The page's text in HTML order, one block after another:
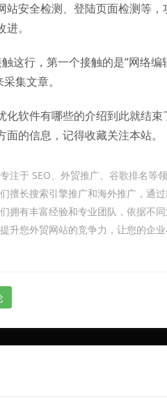
站安全检测、登陆页面检测等
。
这行，第一个接触的是“网络
集文章。
化软件有哪些的介绍到此就结
的信息，记得收藏关注本站。
注于 SEO、外贸推广、谷歌排名等
擅长搜索引擎推广和海外推广，通
拥有丰富经验和专业团队，依据不
升您外贸网站的竞争力，让您的企